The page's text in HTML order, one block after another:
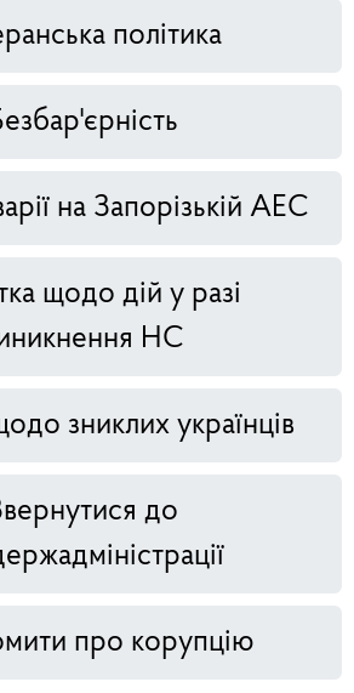
політика
на Запорізькій АЕС
щодо дій у разі
НС
зниклих українців
до
про корупцію